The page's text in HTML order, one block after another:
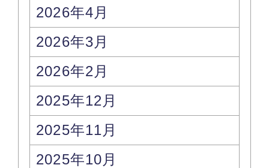
2026年4月
2026年3月
2026年2月
2025年12月
2025年11月
2025年10月